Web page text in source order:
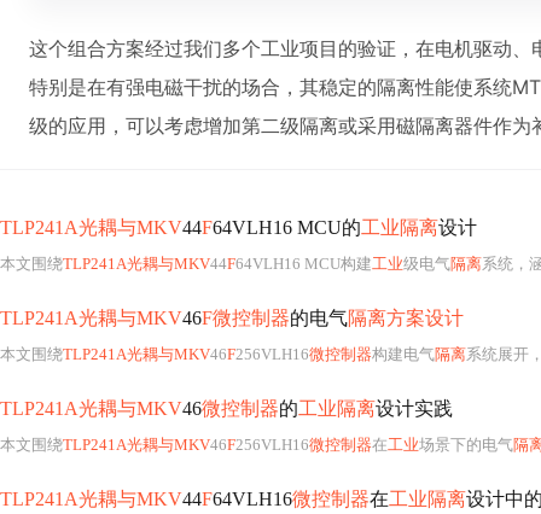
这个组合方案经过我们多个工业项目的验证，在电机驱动
特别是在有强电磁干扰的场合，其稳定的隔离性能使系统
级的应用，可以考虑增加第二级隔离或采用磁隔离器件作为
TLP241A光耦与MKV44F64VLH16 MCU的工业隔离设计
本文围绕TLP241A光耦与MKV44F64VLH16 MCU构建工业级电气隔离系统，
TLP241A光耦与MKV46F微控制器的电气隔离方案设计
本文围绕TLP241A光耦与MKV46F256VLH16微控制器构建电气隔离系统展开
TLP241A光耦与MKV46微控制器的工业隔离设计实践
本文围绕TLP241A光耦与MKV46F256VLH16微控制器在工业场景下的电气隔
TLP241A光耦与MKV44F64VLH16微控制器在工业隔离设计中